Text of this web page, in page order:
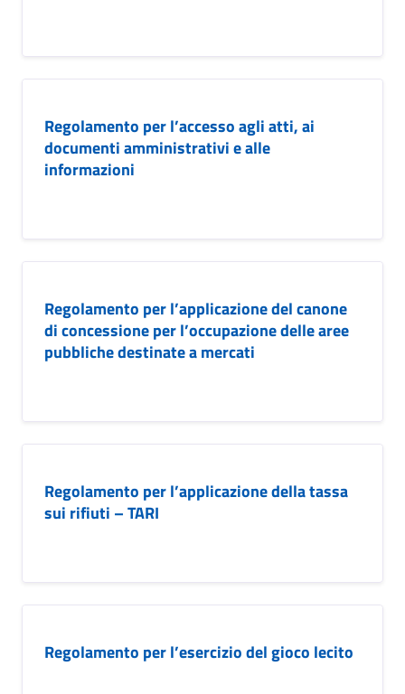
Regolamento per l’accesso agli atti, ai
documenti amministrativi e alle
informazioni
Regolamento per l’applicazione del canone
di concessione per l’occupazione delle aree
pubbliche destinate a mercati
Regolamento per l’applicazione della tassa
sui rifiuti – TARI
Regolamento per l’esercizio del gioco lecito